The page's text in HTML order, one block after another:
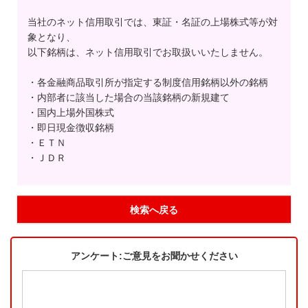
当社のネット信用取引では、東証・名証の上場株式等が対
象となり、
以下銘柄は、ネット信用取引でお取扱いいたしません。
・各金融商品取引所が指定する制度信用銘柄以外の銘柄
・内部者に該当した場合の当該銘柄の新規建て
・国内上場外国株式
・即日現金徴収銘柄
・ＥＴＮ
・ＪＤＲ
検索へ戻る
アンケート:ご意見をお聞かせください